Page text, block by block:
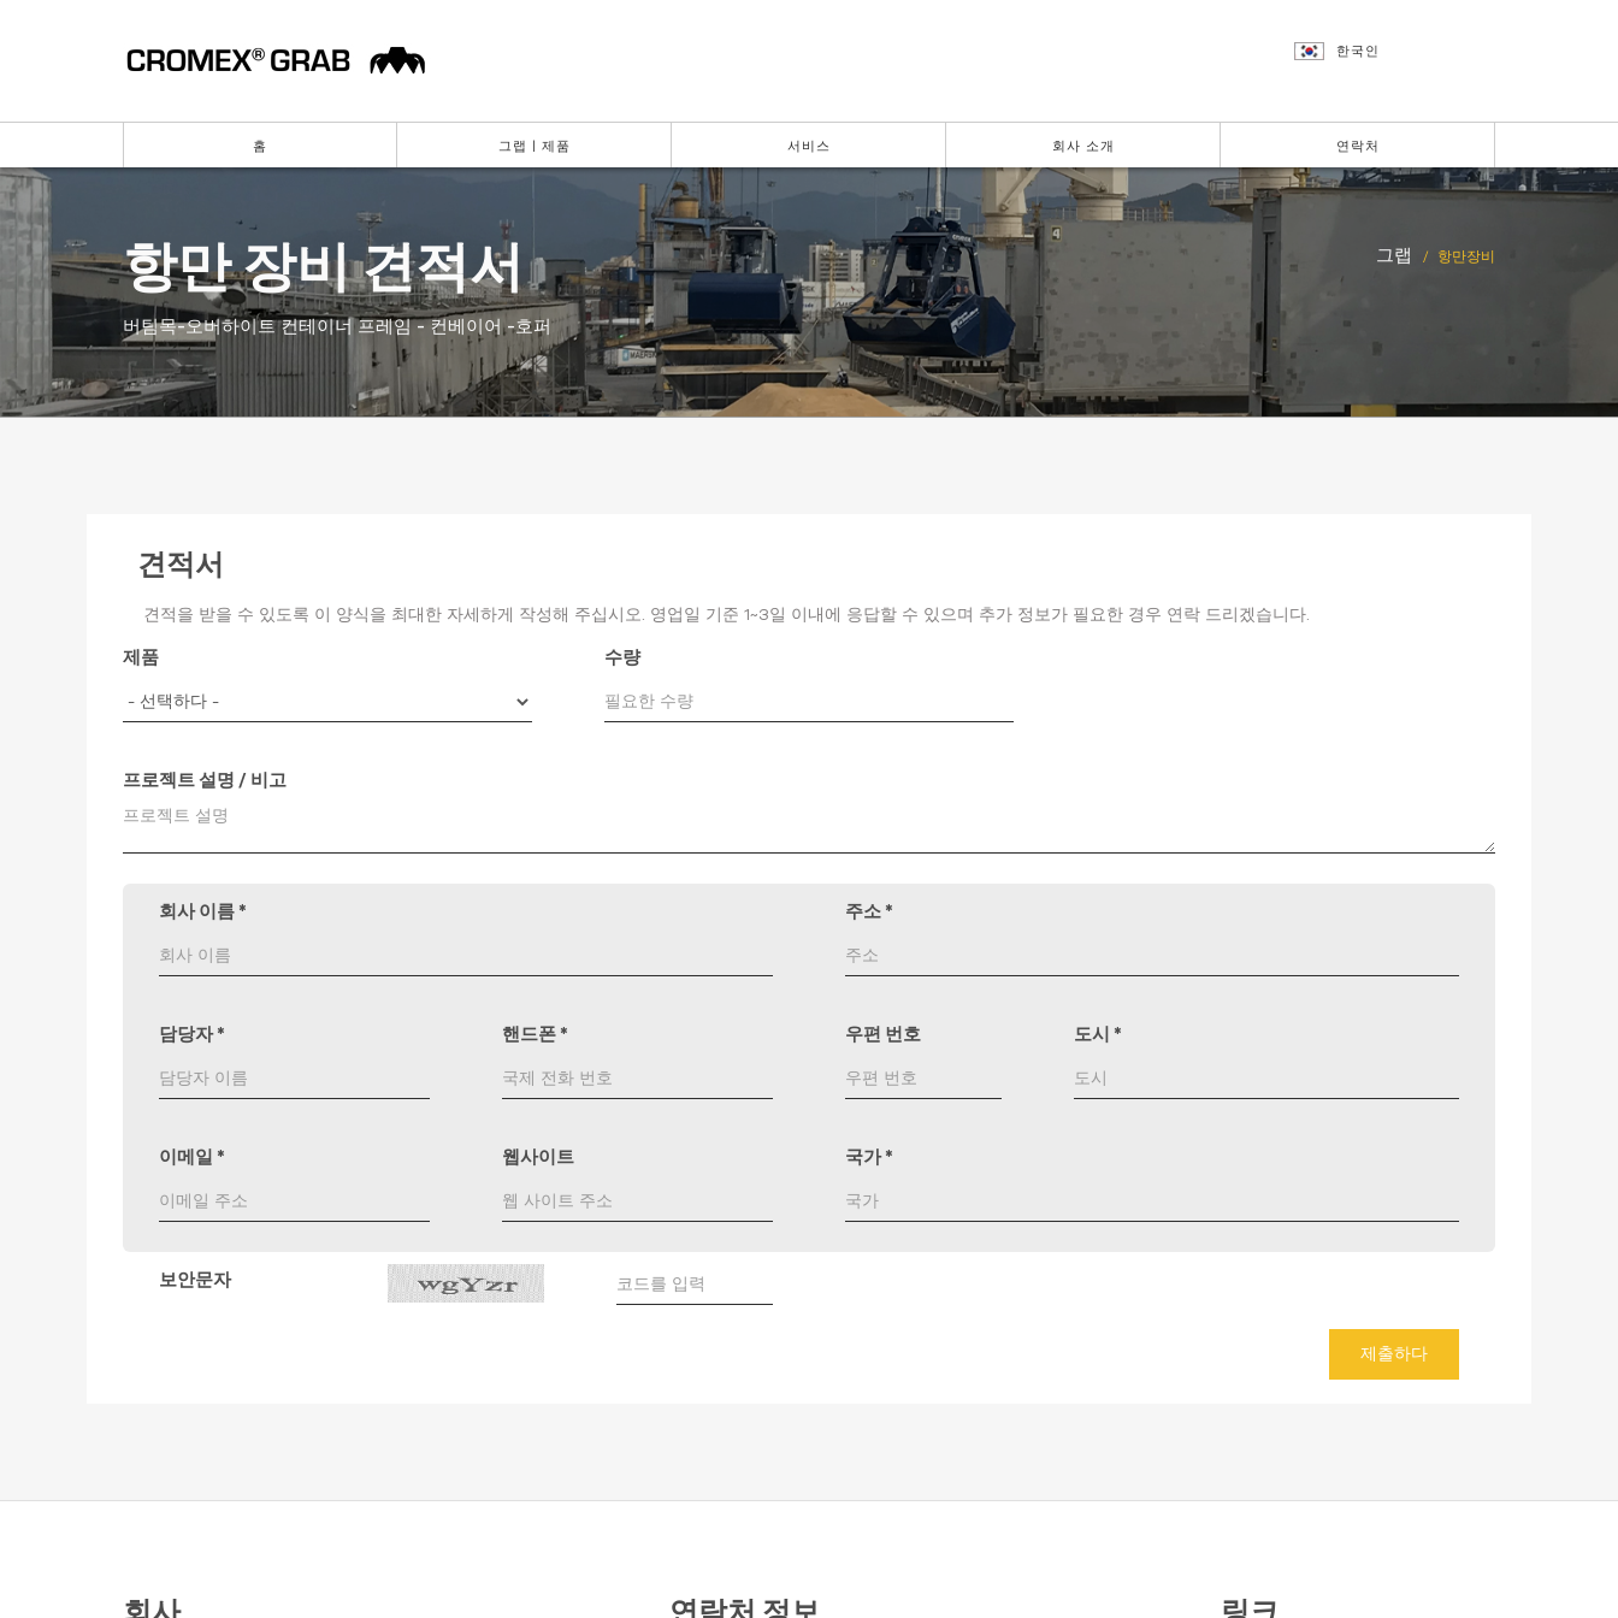
홈 그랩 | 제품 서비스 회사 소개 연락처
한국인
항만 장비 견적서
버팀목-오버하이트 컨테이너 프레임 - 컨베이어 -호퍼
그랩 항만장비
견적서
견적을 받을 수 있도록 이 양식을 최대한 자세하게 작성해 주십시오. 영업일 기준 1~3일 이내에 응답할 수 있으며 추가 정보가 필요한 경우 연락 드리겠습니다.
제품 수량
프로젝트 설명 / 비고
회사 이름 * 주소 *
담당자 * 핸드폰 * 우편 번호 도시 *
이메일 * 웹사이트 국가 *
보안문자
제출하다